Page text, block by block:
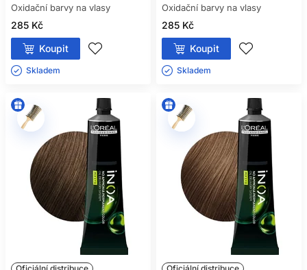
Oxidační barvy na vlasy
285 Kč
Koupit
Skladem ㅤ
Oxidační barvy na vlasy
285 Kč
Koupit
Skladem ㅤ